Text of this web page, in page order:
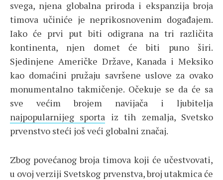
svega, njena globalna priroda i ekspanzija broja
timova učiniće je neprikosnovenim događajem.
Iako će prvi put biti odigrana na tri različita
kontinenta, njen domet će biti puno širi.
Sjedinjene Američke Države, Kanada i Meksiko
kao domaćini pružaju savršene uslove za ovako
monumentalno takmičenje. Očekuje se da će sa
sve većim brojem navijača i ljubitelja
najpopularnijeg sporta iz tih zemalja, Svetsko
prvenstvo steći još veći globalni značaj.
Zbog povećanog broja timova koji će učestvovati,
u ovoj verziji Svetskog prvenstva, broj utakmica će